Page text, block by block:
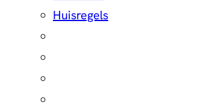
Huisregels